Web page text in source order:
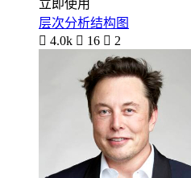
立即使用
层次分析结构图
 4.0k  16  2